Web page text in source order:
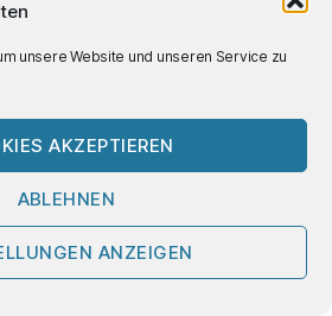
unsere Website und unseren Service zu
AKZEPTIEREN
ABLEHNEN
ANZEIGEN
Tattoo
Arendt 1951)